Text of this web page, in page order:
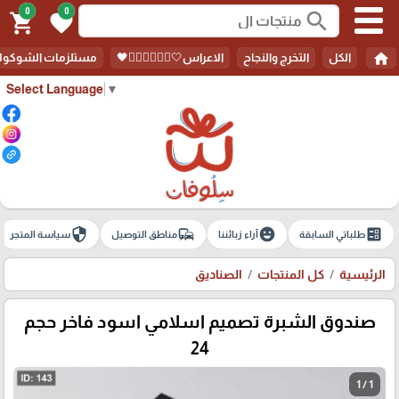
Select Language ▼
search
0
favorite
0
shopping_cart
home الكل التخرج والنجاح الاعراس🤍🤵🏻‍♀️👰🏻‍♀️🖤 مستلزمات
ballotطلباتي السابقة emoji_emotionsآراء زبائننا commuteمناطق التوصيل securityسياسة المتجر
الرئيسية كل المنتجات الصناديق
صندوق الشبرة تصميم اسلامي اسود فاخر حجم
24
1 / 1